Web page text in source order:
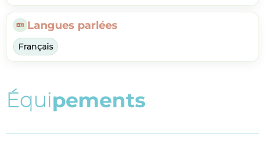
Langues parlées
Français
Équipements